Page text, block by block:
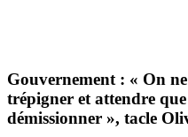
Gouvernement : « On
trépigner et attendre
démissionner », tacle